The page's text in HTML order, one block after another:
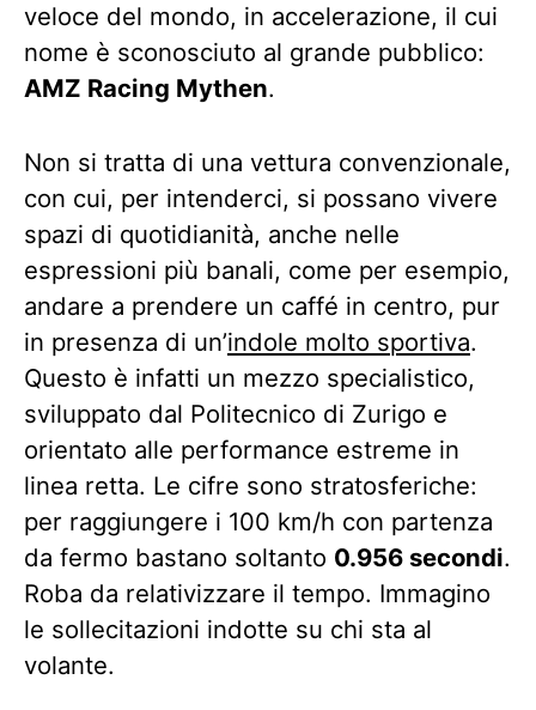
veloce del mondo, in accelerazione, il cui
nome è sconosciuto al grande pubblico:
AMZ Racing Mythen.
Non si tratta di una vettura convenzionale,
con cui, per intenderci, si possano vivere
spazi di quotidianità, anche nelle
espressioni più banali, come per esempio,
andare a prendere un caffé in centro, pur
in presenza di un’indole molto sportiva.
Questo è infatti un mezzo specialistico,
sviluppato dal Politecnico di Zurigo e
orientato alle performance estreme in
linea retta. Le cifre sono stratosferiche:
per raggiungere i 100 km/h con partenza
da fermo bastano soltanto 0.956 secondi.
Roba da relativizzare il tempo. Immagino
le sollecitazioni indotte su chi sta al
volante.